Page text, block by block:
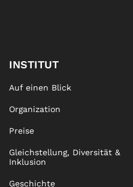
INSTITUT
Auf einen Blick
Organization
Preise
Gleichstellung, Diversität &
Inklusion
Geschichte